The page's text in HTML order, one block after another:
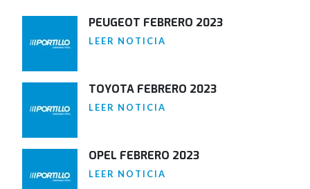
PEUGEOT FEBRERO 2023
LEER NOTICIA
TOYOTA FEBRERO 2023
LEER NOTICIA
OPEL FEBRERO 2023
LEER NOTICIA